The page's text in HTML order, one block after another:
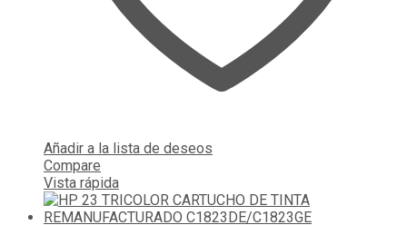
Añadir a la lista de deseos
Compare
Vista rápida